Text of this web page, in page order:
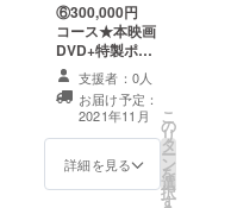
⑥300,000円
コース★本映画
DVD+特製ポス
トカード+特製ポ
スター+主要俳優
サイン入り色紙
+賀川監督講演会
招待券
支援者：0人
お届け予定：
2021年11月
詳細を見る
こ
の
リ
タ
ー
ン
を
選
択
す